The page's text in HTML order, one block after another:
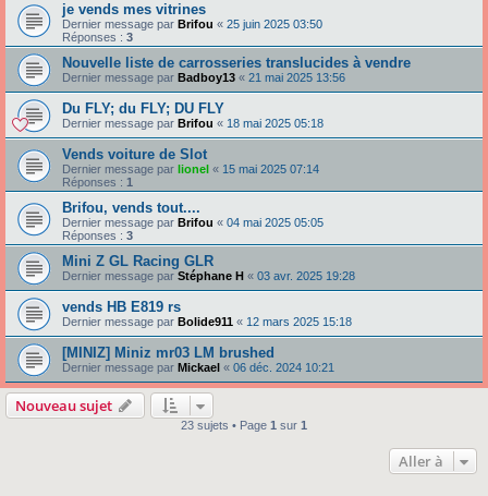
je vends mes vitrines
Dernier message par Brifou « 25 juin 2025 03:50
Réponses : 3
Nouvelle liste de carrosseries translucides à vendre
Dernier message par Badboy13 « 21 mai 2025 13:56
Du FLY; du FLY; DU FLY
Dernier message par Brifou « 18 mai 2025 05:18
Vends voiture de Slot
Dernier message par lionel « 15 mai 2025 07:14
Réponses : 1
Brifou, vends tout....
Dernier message par Brifou « 04 mai 2025 05:05
Réponses : 3
Mini Z GL Racing GLR
Dernier message par Stéphane H « 03 avr. 2025 19:28
vends HB E819 rs
Dernier message par Bolide911 « 12 mars 2025 15:18
[MINIZ] Miniz mr03 LM brushed
Dernier message par Mickael « 06 déc. 2024 10:21
Nouveau sujet
23 sujets • Page 1 sur 1
Aller à